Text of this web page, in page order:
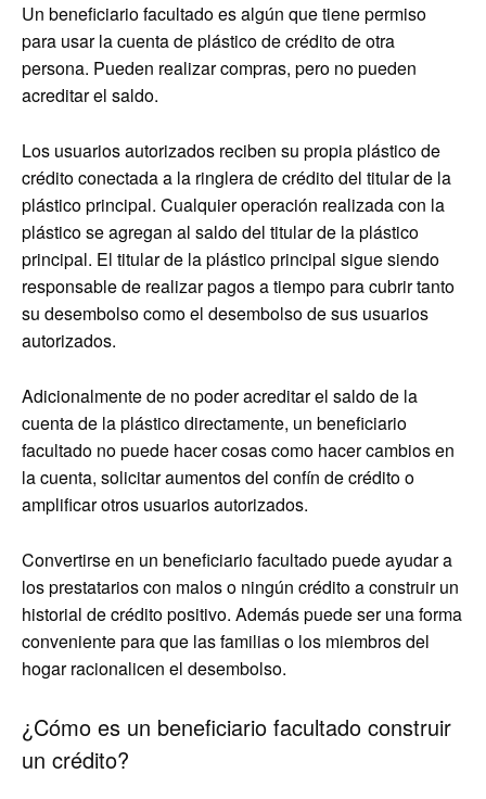
Un beneficiario facultado es algún que tiene permiso
para usar la cuenta de plástico de crédito de otra
persona. Pueden realizar compras, pero no pueden
acreditar el saldo.
Los usuarios autorizados reciben su propia plástico de
crédito conectada a la ringlera de crédito del titular de la
plástico principal. Cualquier operación realizada con la
plástico se agregan al saldo del titular de la plástico
principal. El titular de la plástico principal sigue siendo
responsable de realizar pagos a tiempo para cubrir tanto
su desembolso como el desembolso de sus usuarios
autorizados.
Adicionalmente de no poder acreditar el saldo de la
cuenta de la plástico directamente, un beneficiario
facultado no puede hacer cosas como hacer cambios en
la cuenta, solicitar aumentos del confín de crédito o
amplificar otros usuarios autorizados.
Convertirse en un beneficiario facultado puede ayudar a
los prestatarios con malos o ningún crédito a construir un
historial de crédito positivo. Además puede ser una forma
conveniente para que las familias o los miembros del
hogar racionalicen el desembolso.
¿Cómo es un beneficiario facultado construir
un crédito?